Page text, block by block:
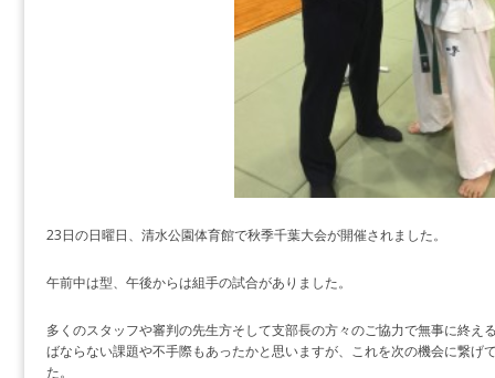
23日の日曜日、清水公園体育館で秋季千葉大会が開催されました。
午前中は型、午後からは組手の試合がありました。
多くのスタッフや審判の先生方そして支部長の方々のご協力で無事に終え
ばならない課題や不手際もあったかと思いますが、これを次の機会に繋げ
た。